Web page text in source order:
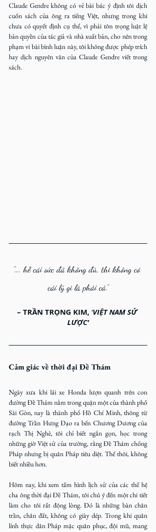
Claude Gendre không có vẻ bài bác ý định tôi dịch
cuốn sách của ông ra tiếng Việt, nhưng trong khi
chưa có quyết định cụ thể, vì phải tôn trọng luật lệ
bản quyền của tác giả và nhà xuất bản, cho nên trong
phạm vi bài bình luận này, tôi không được phép trích
hay dịch nguyên văn của Claude Gendre viết trong
sách.
“…. hễ cái sức đã không đủ, thì không có
cái lý gì là phải cả.”
– TRẦN TRỌNG KIM, ‘VIỆT NAM SỬ
LƯỢC’
Cảm giác về thời đại Đề Thám
Ngày xưa khi lái xe Honda lượn quanh trên con
đường Đề Thám nằm trong quận một của thành phố
Sài Gòn, nay là thành phố Hồ Chí Minh, thông từ
đường Trần Hưng Đạo ra bến Chương Dương của
rạch Thị Nghè, tôi chỉ biết ngắn gọn, học trong
những giờ Việt sử của trường, rằng Đề Thám chống
Pháp nhưng bị quân Pháp tiêu diệt. Thế thôi, không
biết nhiều hơn.
Hôm nay, khi xem tấm hình lịch sử của các thế hệ
cha ông thời đại Đề Thám, tôi chú ý đến một chi tiết
làm cho tôi rất động lòng. Đó là những bàn chân
trần, chân đất, không có giày dép. Trong khi quân
lính thực dân Pháp mặc quân phục, đội mũ, mang